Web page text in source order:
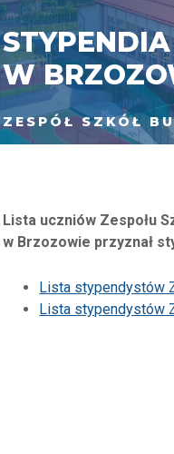
W
ZESPÓŁ SZKÓŁ
Lista uczniów Zespołu
w Brzozowie przyznał
Lista stypendystów
Lista stypendystów